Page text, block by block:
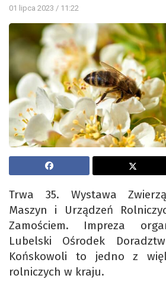
01 lipca 2023 / 11:22
Trwa 35. Wystawa
Maszyn i Urządzeń
Zamościem. Impreza
Lubelski Ośrodek
Końskowoli to jedno z
rolniczych w kraju.